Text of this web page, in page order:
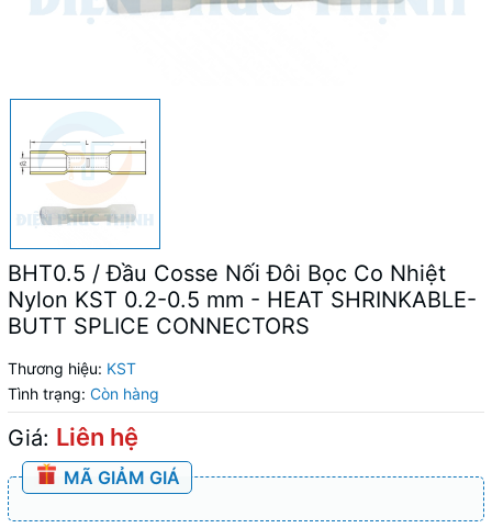
BHT0.5 / Đầu Cosse Nối Đôi Bọc Co Nhiệt
Nylon KST 0.2-0.5 mm - HEAT SHRINKABLE-
BUTT SPLICE CONNECTORS
Thương hiệu: KST
Tình trạng: Còn hàng
Giá: Liên hệ
MÃ GIẢM GIÁ